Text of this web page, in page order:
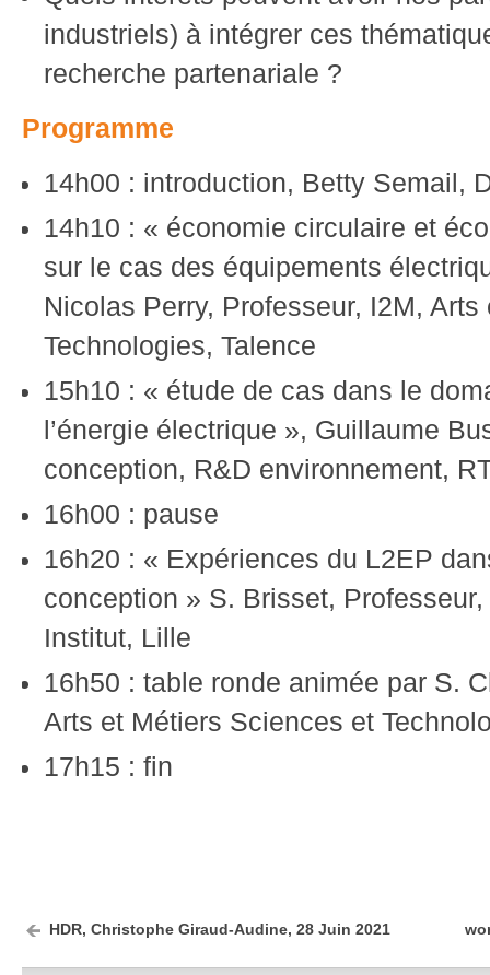
industriels) à intégrer ces
recherche partenariale ?
Programme
14h00 : introduction, Betty Semail,
14h10 : « économie circulaire et
sur le cas des équipements
Nicolas Perry, Professeur, I2M,
Technologies, Talence
15h10 : « étude de cas dans le
l’énergie électrique », Guillaume
conception, R&D environnement,
16h00 : pause
16h20 : « Expériences du L2EP
conception » S. Brisset,
Institut, Lille
16h50 : table ronde animée par S.
Arts et Métiers Sciences et
17h15 : fin
HDR, Christophe Giraud-Audine, 28 Juin 2021